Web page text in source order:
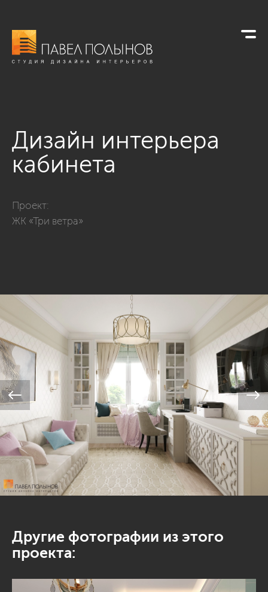
Дизайн интерьера
кабинета
Проект:
ЖК «Три ветра»
Другие фотографии из этого
проекта: